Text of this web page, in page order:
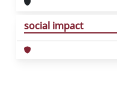
social impact